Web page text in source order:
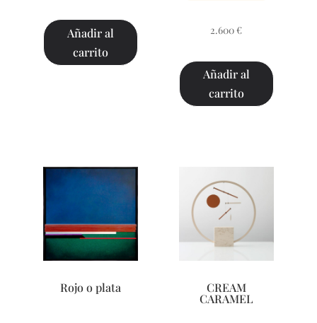
Añadir al
carrito
2.600 €
Añadir al
carrito
Rojo o plata CREAM
CARAMEL